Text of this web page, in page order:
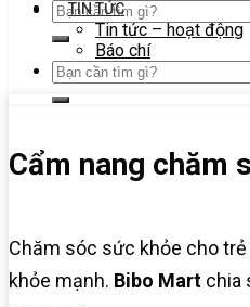
TIN TỨC
Tin tức – hoạt động
Báo chí
Cẩm nang chăm
Chăm sóc sức khỏe cho
khỏe mạnh. Bibo Mart chia